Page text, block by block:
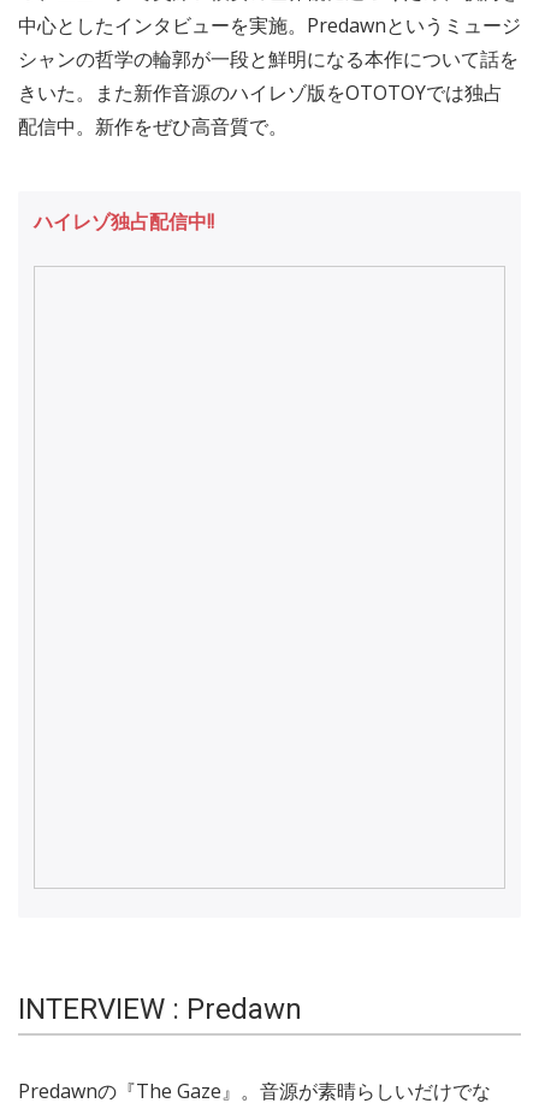
中心としたインタビューを実施。Predawnというミュージ
シャンの哲学の輪郭が一段と鮮明になる本作について話を
きいた。また新作音源のハイレゾ版をOTOTOYでは独占
配信中。新作をぜひ高音質で。
ハイレゾ独占配信中!!
INTERVIEW : Predawn
Predawnの『The Gaze』。音源が素晴らしいだけでな